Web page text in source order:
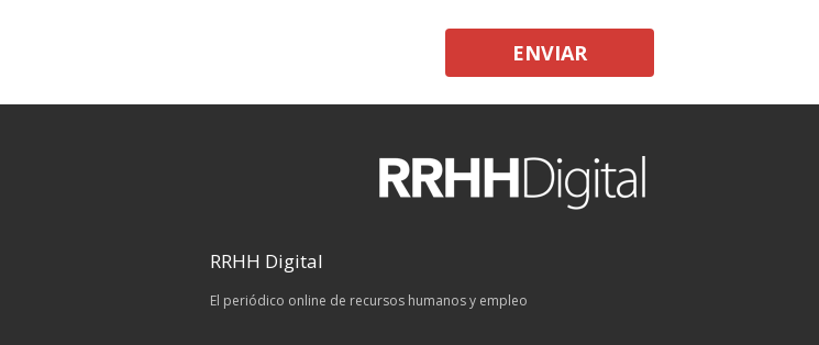
ENVIAR
RRHH Digital
El periódico online de recursos humanos y empleo